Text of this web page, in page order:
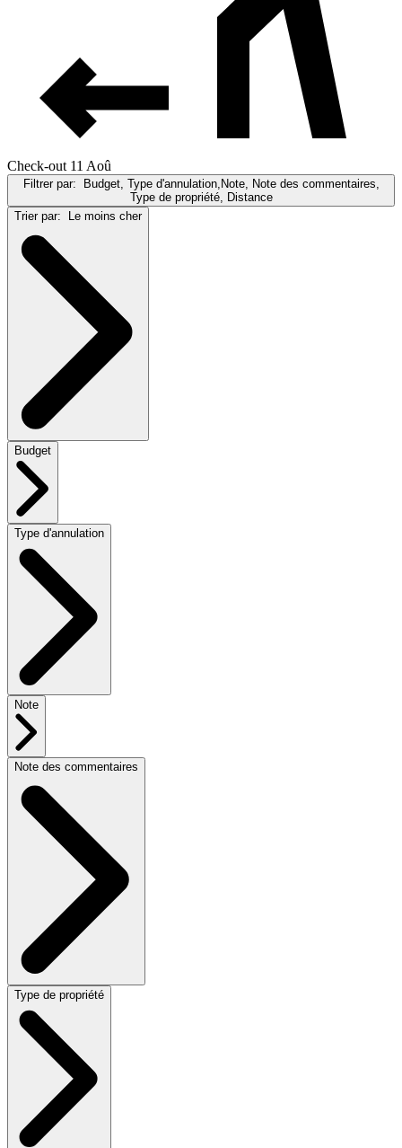
Check-out 11 Aoû
Filtrer par:
Budget, Type d'annulation,Note, Note des commentaires,
Type de propriété, Distance
Trier par:
Le moins cher
Budget
Type d'annulation
Note
Note des commentaires
Type de propriété